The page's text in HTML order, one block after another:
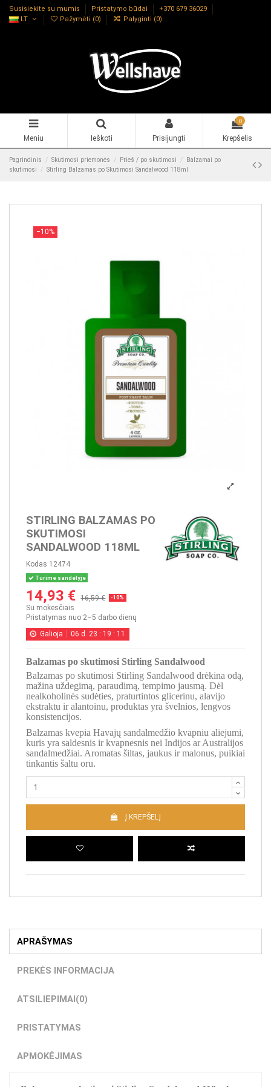
Susisiekite su mumis Pristatymo būdai
+370 679 36029
LT
Pažymėti (0) Palyginti (0)
Meniu Ieškoti Prisijungti
0
Krepšelis
Pagrindinis Skutimosi priemonės Prieš / po skutimosi
Balzamai po
skutimosi
Stirling Balzamas po Skutimosi Sandalwood 118ml
−10%
STIRLING BALZAMAS PO
SKUTIMOSI
SANDALWOOD 118ML
Kodas 12474
Turime sandėlyje
14,93 € 16,59 € -10%
Su mokesčiais
Pristatymas nuo 2–5 darbo dienų
Galioja
06 d. 23 : 19 : 11
Balzamas po skutimosi Stirling Sandalwood
Balzamas po skutimosi Stirling Sandalwood drėkina odą,
mažina uždegimą, paraudimą, tempimo jausmą. Dėl
nealkoholinės sudėties, praturtintos glicerinu, alavijo
ekstraktu ir alantoinu, produktas yra švelnios, lengvos
konsistencijos.
Balzamas kvepia Havajų sandalmedžio kvapniu aliejumi,
kuris yra saldesnis ir kvapnesnis nei Indijos ar Australijos
sandalmedžiai. Aromatas šiltas, jaukus ir malonus, puikiai
tinkantis šaltu oru.
Į KREPŠELĮ
APRAŠYMAS
PREKĖS INFORMACIJA
ATSILIEPIMAI(0)
PRISTATYMAS
APMOKĖJIMAS